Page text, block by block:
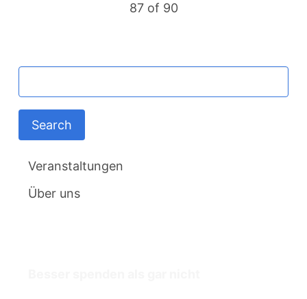
87 of 90
Veranstaltungen
Über uns